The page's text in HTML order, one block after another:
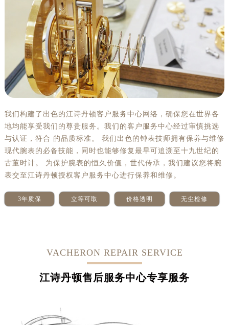
我们构建了出色的江诗丹顿客户服务中心网络，确保您在世界各
地均能享受我们的尊贵服务。我们的客户服务中心经过审慎挑选
与认证，符合 的品质标准。 我们出色的钟表技师拥有保养与维修
现代腕表的必备技能，同时也能够修复最早可追溯至十九世纪的
古董时计。 为保护腕表的恒久价值，世代传承，我们建议您将腕
表交至江诗丹顿授权客户服务中心进行保养和维修。
3年质保 立等可取 价格透明 无尘检修
VACHERON REPAIR SERVICE
江诗丹顿售后服务中心专享服务